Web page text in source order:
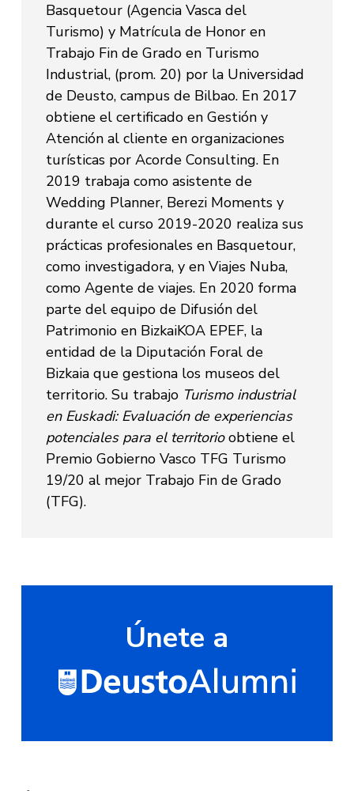
Basquetour (Agencia Vasca del
Turismo) y Matrícula de Honor en
Trabajo Fin de Grado en Turismo
Industrial, (prom. 20) por la Universidad
de Deusto, campus de Bilbao. En 2017
obtiene el certificado en Gestión y
Atención al cliente en organizaciones
turísticas por Acorde Consulting. En
2019 trabaja como asistente de
Wedding Planner, Berezi Moments y
durante el curso 2019-2020 realiza sus
prácticas profesionales en Basquetour,
como investigadora, y en Viajes Nuba,
como Agente de viajes. En 2020 forma
parte del equipo de Difusión del
Patrimonio en BizkaiKOA EPEF, la
entidad de la Diputación Foral de
Bizkaia que gestiona los museos del
territorio. Su trabajo Turismo industrial
en Euskadi: Evaluación de experiencias
potenciales para el territorioobtiene el
Premio Gobierno Vasco TFG Turismo
19/20 al mejor Trabajo Fin de Grado
(TFG).
Únete a